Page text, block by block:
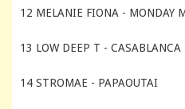
12 MELANIE FIONA - MONDAY
13 LOW DEEP T - CASABLANCA
14 STROMAE - PAPAOUTAI